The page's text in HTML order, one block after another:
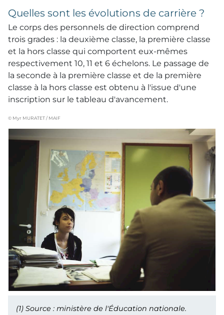
Quelles sont les évolutions de carrière ?
Le corps des personnels de direction comprend
trois grades : la deuxième classe, la première classe
et la hors classe qui comportent eux-mêmes
respectivement 10, 11 et 6 échelons. Le passage de
la seconde à la première classe et de la première
classe à la hors classe est obtenu à l'issue d'une
inscription sur le tableau d'avancement.
© Myr MURATET / MAIF
(1) Source : ministère de l'Éducation nationale.